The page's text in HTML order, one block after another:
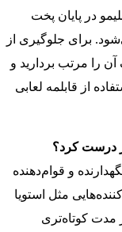
در پایان پخت
برای جلوگیری از
آن را مرتب بردارید و
از قابلمه لعابی
و قوام‌دهنده
مثل استویا
مدت کوتاه‌تری